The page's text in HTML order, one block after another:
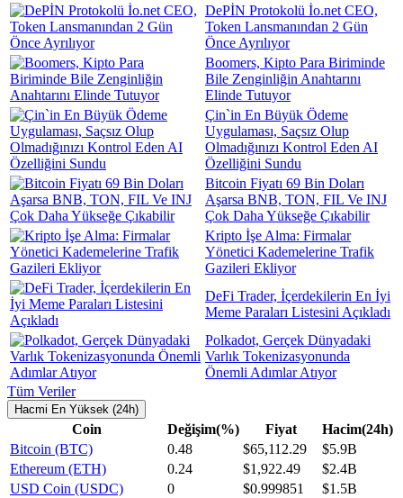
DePİN Protokolü İo.net CEO,
Token Lansmanından 2 Gün
Önce Ayrılıyor
Boomers, Kipto Para Biriminde
Bile Zenginliğin Anahtarını
Elinde Tutuyor
Çin`in En Büyük Ödeme
Uygulaması, Saçsız Olup
Olmadığınızı Kontrol Eden AI
Özelliğini Sundu
Bitcoin Fiyatı 69 Bin Doları
Aşarsa BNB, TON, FIL Ve INJ
Çok Daha Yükseğe Çıkabilir
Kripto İşe Alma: Firmalar
Yönetici Kademelerine Trafik
Gazileri Ekliyor
DeFi Trader, İçerdekilerin En İyi
Meme Paraları Listesini Açıkladı
Polkadot, Gerçek Dünyadaki
Varlık Tokenizasyonunda
Önemli Adımlar Atıyor
Tüm Veriler
Hacmi En Yüksek (24h)
Coin Değişim(%) Fiyat
Hacim(24h)
Bitcoin (BTC)
0.48 $65,112.29
$5.9B
Ethereum (ETH)
0.24 $1,922.49
$2.4B
USD Coin (USDC)
0 $0.999851
$1.5B